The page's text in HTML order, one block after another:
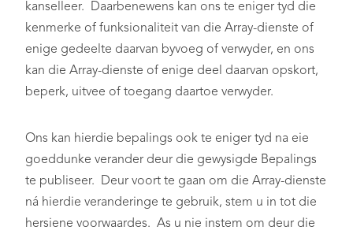
kanselleer. Daarbenewens kan ons te eniger tyd die
kenmerke of funksionaliteit van die Array-dienste of
enige gedeelte daarvan byvoeg of verwyder, en ons
kan die Array-dienste of enige deel daarvan opskort,
beperk, uitvee of toegang daartoe verwyder.
Ons kan hierdie bepalings ook te eniger tyd na eie
goeddunke verander deur die gewysigde Bepalings
te publiseer. Deur voort te gaan om die Array-dienste
ná hierdie veranderinge te gebruik, stem u in tot die
hersiene voorwaardes. As u nie instem om deur die